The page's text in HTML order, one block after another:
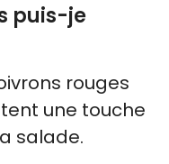
puis-je
rouges
une touche
salade.